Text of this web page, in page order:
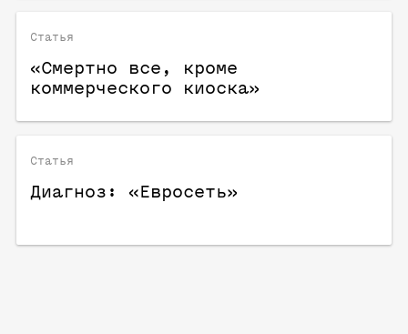
Статья
«Смертно все, кроме
коммерческого киоска»
Статья
Диагноз: «Евросеть»